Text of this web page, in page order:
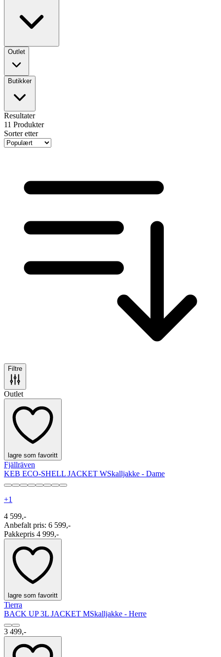
Outlet
Butikker
Resultater
11 Produkter
Sorter etter
Filtre
Outlet
lagre som favoritt
Fjällräven
KEB ECO-SHELL JACKET WSkalljakke - Dame
+1
4 599,-
Anbefalt pris: 6 599,-
Pakkepris 4 999,-
lagre som favoritt
Tierra
BACK UP 3L JACKET MSkalljakke - Herre
3 499,-